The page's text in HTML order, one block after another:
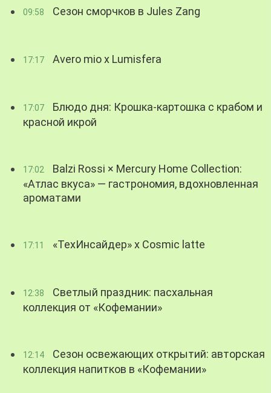
09:58 Сезон сморчков в Jules Zang
17:17 Avero mio x Lumisfera
17:07
Блюдо дня: Крошка-картошка с крабом и
красной икрой
17:02
Balzi Rossi × Mercury Home Collection:
«Атлас вкуса» — гастрономия, вдохновленная
ароматами
17:11 «ТехИнсайдер» х Cosmic latte
12:38
Светлый праздник: пасхальная
коллекция от «Кофемании»
12:14
Сезон освежающих открытий: авторская
коллекция напитков в «Кофемании»